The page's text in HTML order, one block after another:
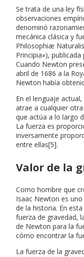
Se trata de una ley
observaciones
denominó
mecánica clásica y
Philosophiæ
Principia»),
Cuando Newton
abril de 1686 a la
Newton había
En el lenguaje
atrae a cualquier
que actúa a lo largo
La fuerza es
inversamente
entre ellas[5].
Valor de la
Como hombre que
Isaac Newton es
de la historia. En
fuerza de gravedad,
de Newton para la
cómo encontrar la
La fuerza de la